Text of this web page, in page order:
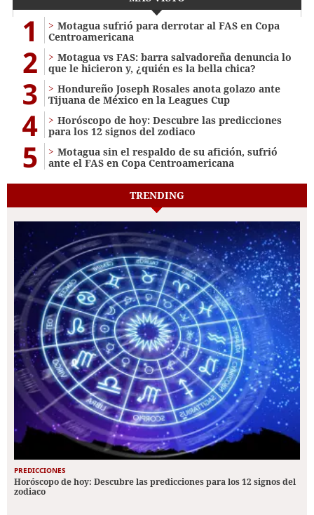
1
Motagua sufrió para derrotar al FAS en Copa
Centroamericana
2
Motagua vs FAS: barra salvadoreña denuncia lo
que le hicieron y, ¿quién es la bella chica?
3
Hondureño Joseph Rosales anota golazo ante
Tijuana de México en la Leagues Cup
4
Horóscopo de hoy: Descubre las predicciones
para los 12 signos del zodiaco
5
Motagua sin el respaldo de su afición, sufrió
ante el FAS en Copa Centroamericana
TRENDING
PREDICCIONES
Horóscopo de hoy: Descubre las predicciones para los 12 signos del
zodiaco